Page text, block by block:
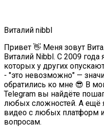
Виталий nibbl
Привет 👋 Меня зовут
Виталий Nibbl. С 2009
которых у других
- "это невозможно" —
обратились ко мне 😎 В
Telegram вы найдёте
любых сложностей. А ещё
видео с любых платформ
вопросам.